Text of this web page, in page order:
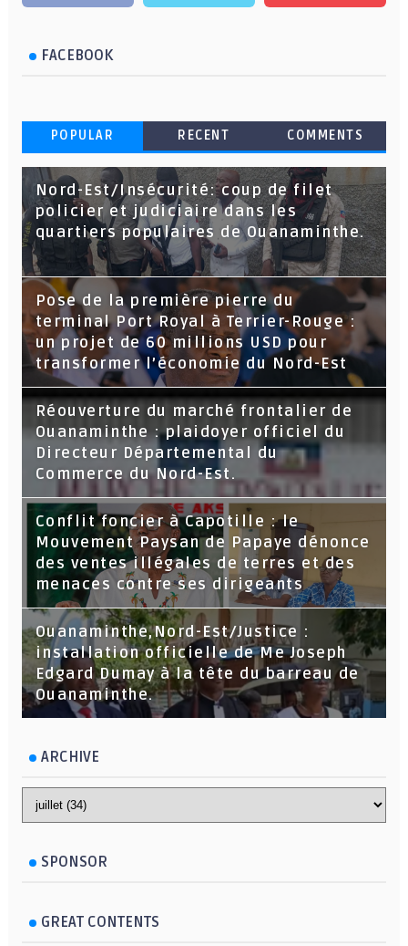
FACEBOOK
POPULAR RECENT COMMENTS
Nord-Est/Insécurité: coup de filet
policier et judiciaire dans les
quartiers populaires de Ouanaminthe.
Pose de la première pierre du
terminal Port Royal à Terrier-Rouge :
un projet de 60 millions USD pour
transformer l’économie du Nord-Est
Réouverture du marché frontalier de
Ouanaminthe : plaidoyer officiel du
Directeur Départemental du
Commerce du Nord-Est.
Conflit foncier à Capotille : le
Mouvement Paysan de Papaye dénonce
des ventes illégales de terres et des
menaces contre ses dirigeants
Ouanaminthe,Nord-Est/Justice :
installation officielle de Me Joseph
Edgard Dumay à la tête du barreau de
Ouanaminthe.
ARCHIVE
SPONSOR
GREAT CONTENTS